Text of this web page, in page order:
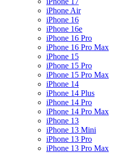
iPhone Air
iPhone 16
iPhone 16e
iPhone 16 Pro
iPhone 16 Pro Max
iPhone 15
iPhone 15 Pro
iPhone 15 Pro Max
iPhone 14
iPhone 14 Plus
iPhone 14 Pro
iPhone 14 Pro Max
iPhone 13
iPhone 13 Mini
iPhone 13 Pro
iPhone 13 Pro Max